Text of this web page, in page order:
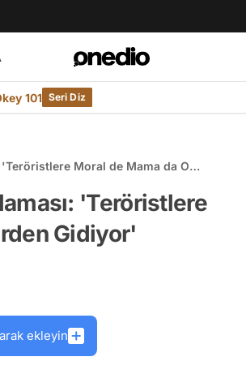
101 Seri Diz
Moral de Mama da O
'Teröristlere
Gidiyor'
ekleyin